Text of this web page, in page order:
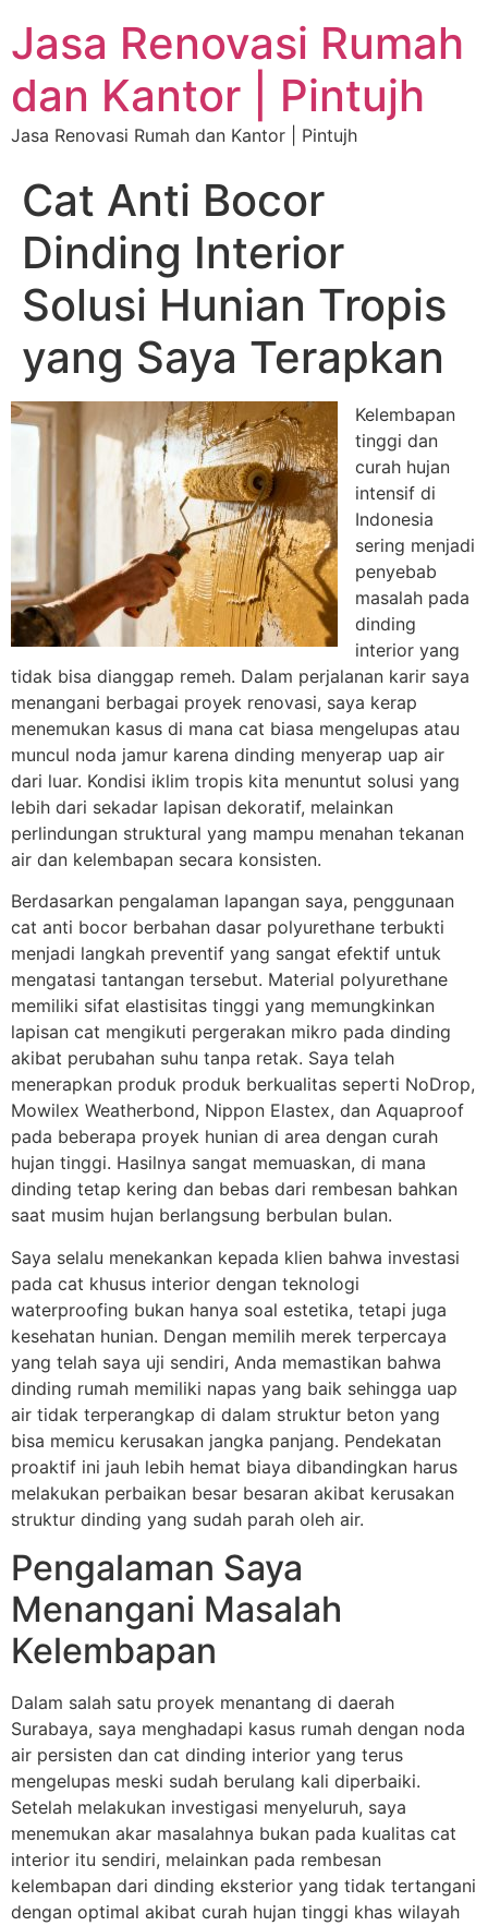
Jasa Renovasi Rumah
dan Kantor | Pintujh
Jasa Renovasi Rumah dan Kantor | Pintujh
Cat Anti Bocor
Dinding Interior
Solusi Hunian Tropis
yang Saya Terapkan
Kelembapan
tinggi dan
curah hujan
intensif di
Indonesia
sering menjadi
penyebab
masalah pada
dinding
interior yang
tidak bisa dianggap remeh. Dalam perjalanan karir saya
menangani berbagai proyek renovasi, saya kerap
menemukan kasus di mana cat biasa mengelupas atau
muncul noda jamur karena dinding menyerap uap air
dari luar. Kondisi iklim tropis kita menuntut solusi yang
lebih dari sekadar lapisan dekoratif, melainkan
perlindungan struktural yang mampu menahan tekanan
air dan kelembapan secara konsisten.
Berdasarkan pengalaman lapangan saya, penggunaan
cat anti bocor berbahan dasar polyurethane terbukti
menjadi langkah preventif yang sangat efektif untuk
mengatasi tantangan tersebut. Material polyurethane
memiliki sifat elastisitas tinggi yang memungkinkan
lapisan cat mengikuti pergerakan mikro pada dinding
akibat perubahan suhu tanpa retak. Saya telah
menerapkan produk produk berkualitas seperti NoDrop,
Mowilex Weatherbond, Nippon Elastex, dan Aquaproof
pada beberapa proyek hunian di area dengan curah
hujan tinggi. Hasilnya sangat memuaskan, di mana
dinding tetap kering dan bebas dari rembesan bahkan
saat musim hujan berlangsung berbulan bulan.
Saya selalu menekankan kepada klien bahwa investasi
pada cat khusus interior dengan teknologi
waterproofing bukan hanya soal estetika, tetapi juga
kesehatan hunian. Dengan memilih merek terpercaya
yang telah saya uji sendiri, Anda memastikan bahwa
dinding rumah memiliki napas yang baik sehingga uap
air tidak terperangkap di dalam struktur beton yang
bisa memicu kerusakan jangka panjang. Pendekatan
proaktif ini jauh lebih hemat biaya dibandingkan harus
melakukan perbaikan besar besaran akibat kerusakan
struktur dinding yang sudah parah oleh air.
Pengalaman Saya
Menangani Masalah
Kelembapan
Dalam salah satu proyek menantang di daerah
Surabaya, saya menghadapi kasus rumah dengan noda
air persisten dan cat dinding interior yang terus
mengelupas meski sudah berulang kali diperbaiki.
Setelah melakukan investigasi menyeluruh, saya
menemukan akar masalahnya bukan pada kualitas cat
interior itu sendiri, melainkan pada rembesan
kelembapan dari dinding eksterior yang tidak tertangani
dengan optimal akibat curah hujan tinggi khas wilayah